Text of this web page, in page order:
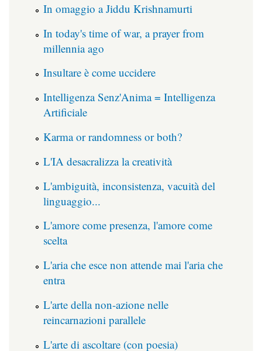
In omaggio a Jiddu Krishnamurti
In today's time of war, a prayer from
millennia ago
Insultare è come uccidere
Intelligenza Senz'Anima = Intelligenza
Artificiale
Karma or randomness or both?
L'IA desacralizza la creatività
L'ambiguità, inconsistenza, vacuità del
linguaggio...
L'amore come presenza, l'amore come
scelta
L'aria che esce non attende mai l'aria che
entra
L'arte della non-azione nelle
reincarnazioni parallele
L'arte di ascoltare (con poesia)